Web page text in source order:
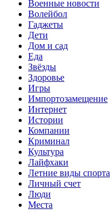
Военные новости
Волейбол
Гаджеты
Дети
Дом и сад
Еда
Звёзды
Здоровье
Игры
Импортозамещение
Интернет
Истории
Компании
Криминал
Культура
Лайфхаки
Летние виды спорта
Личный счет
Люди
Места